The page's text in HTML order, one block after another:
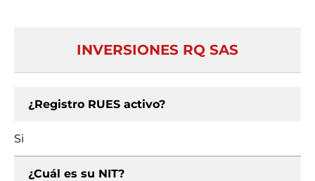
INVERSIONES RQ SAS
¿Registro RUES activo?
Si
¿Cuál es su NIT?